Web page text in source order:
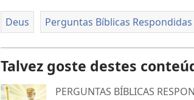
Deus Perguntas Bíblicas Respondidas
Talvez goste destes
PERGUNTAS BÍBLICAS